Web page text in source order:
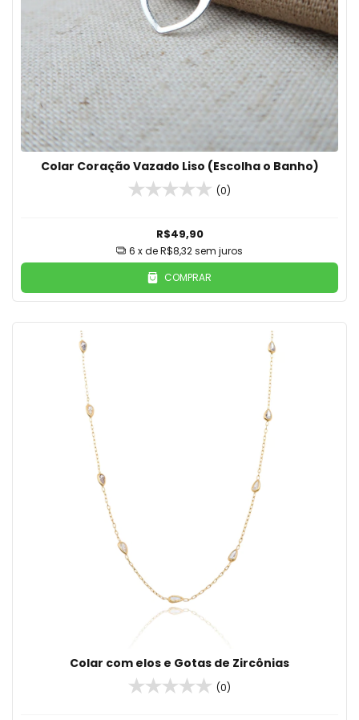
Colar Coração Vazado Liso (Escolha o Banho)
(0)
R$49,90
6 x deR$8,32sem juros
COMPRAR
Colar com elos e Gotas de Zircônias
(0)